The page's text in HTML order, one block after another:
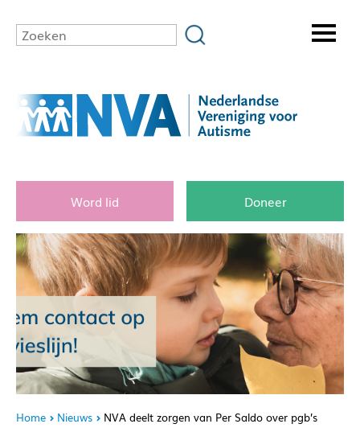
Word lid Doneer
Home Nieuws NVA deelt zorgen van Per Saldo over pgb’s